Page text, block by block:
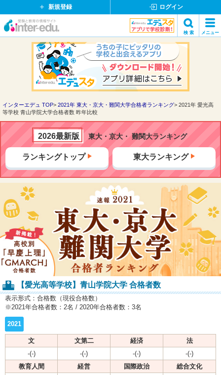
新規登録 ログイン
イ
ド
ッ
ト
検 索 メニュー
検索
インターエデュ TOP 2021年 東大・京大・難関大学合格者ランキング
2021年 愛光高
等学校 青山学院大学合格者数 昨年比較
2026最新版 東大・京大・ 難関大ランキング
ランキングトップ 東大ランキング
【愛光高等学校】青山学院大学 合格者数
表示形式：合格数（現役合格数）
※2021年合格者数：2名 / 2020年合格者数：3名
2021
文 文第二 経済
法
-(-)
-(-) -(-)
-(-)
教育人間
経営 国際政治
総合文化